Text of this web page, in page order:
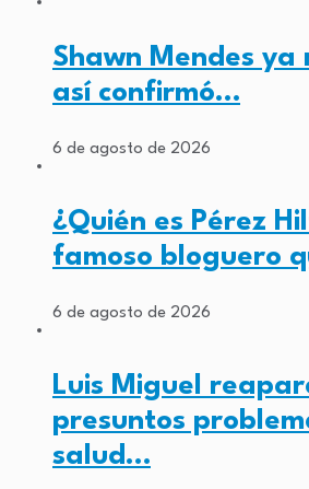
Shawn Mendes ya
así confirmó…
6 de agosto de 2026
¿Quién es Pérez
famoso bloguero
6 de agosto de 2026
Luis Miguel
presuntos
salud…